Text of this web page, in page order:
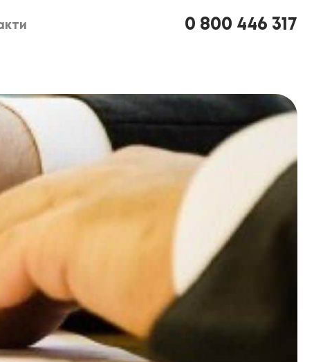
0 800 446 317